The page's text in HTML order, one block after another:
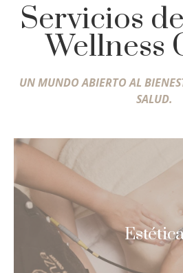
Servicios
Wellness
UN MUNDO ABIERTO AL
SALUD.